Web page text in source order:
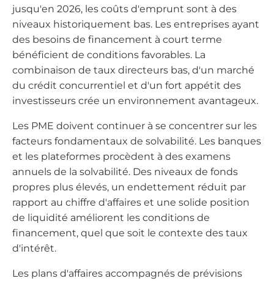
jusqu'en 2026, les coûts d'emprunt sont à des
niveaux historiquement bas. Les entreprises ayant
des besoins de financement à court terme
bénéficient de conditions favorables. La
combinaison de taux directeurs bas, d'un marché
du crédit concurrentiel et d'un fort appétit des
investisseurs crée un environnement avantageux.
Les PME doivent continuer à se concentrer sur les
facteurs fondamentaux de solvabilité. Les banques
et les plateformes procèdent à des examens
annuels de la solvabilité. Des niveaux de fonds
propres plus élevés, un endettement réduit par
rapport au chiffre d'affaires et une solide position
de liquidité améliorent les conditions de
financement, quel que soit le contexte des taux
d'intérêt.
Les plans d'affaires accompagnés de prévisions